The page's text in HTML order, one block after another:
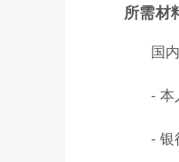
所需材
国
- 本
- 银